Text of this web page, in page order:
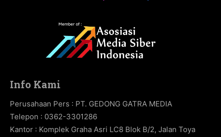
Info Kami
Perusahaan Pers : PT. GEDONG GATRA MEDIA
Telepon : 0362-3301286
Kantor : Komplek Graha Asri LC8 Blok B/2, Jalan Toya